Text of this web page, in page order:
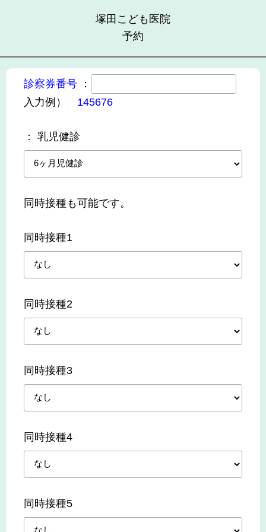
塚田こども医院
予約
診察券番号 ：
入力例） 145676
： 乳児健診
同時接種も可能です。
同時接種1
同時接種2
同時接種3
同時接種4
同時接種5